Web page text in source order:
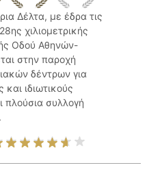
Δέλτα, με έδρα τις
χιλιομετρικής
Οδού Αθηνών-
στην παροχή
δέντρων για
ιδιωτικούς
πλούσια συλλογή